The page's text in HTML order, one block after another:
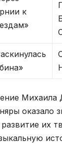
к
Михаила
оказало
их